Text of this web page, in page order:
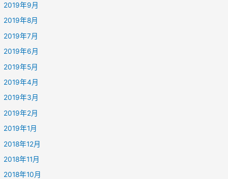
2019年9月
2019年8月
2019年7月
2019年6月
2019年5月
2019年4月
2019年3月
2019年2月
2019年1月
2018年12月
2018年11月
2018年10月